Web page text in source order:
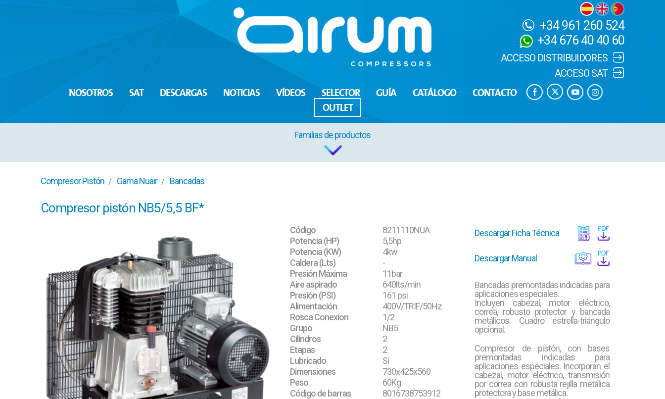
+34 961 260 524
+34 676 40 40 60
ACCESO DISTRIBUIDORES
ACCESO SAT
NOSOTROS SAT DESCARGAS NOTICIAS VÍDEOS SELECTOR GUÍA CATÁLOGO
CONTACTO
OUTLET
Familias de productos
Compresor Pistón Gama Nuair Bancadas
Compresor pistón NB5/5,5 BF*
Código
8211110NUA
Potencia (HP)
5,5hp
Potencia (KW)
4kw
Caldera (Lts)
-
Presión Máxima
11bar
Aire aspirado
640lts/min
Presión (PSI)
161 psi
Alimentación
400V/TRIF/50Hz
Rosca Conexion
1/2
Grupo
NB5
Cilindros
2
Etapas
2
Lubricado
Si
Dimensiones
730x425x560
Peso
60Kg
Código de barras
8016738753912
Descargar Ficha Técnica
Descargar Manual
Bancadas premontadas indicadas para
aplicaciones especiales.
Incluyen cabezal, motor eléctrico,
correa, robusto protector y bancada
metálicos. Cuadro estrella-triángulo
opcional.
Compresor de pistón, con bases
premontadas indicadas para
aplicaciones especiales. Incorporan el
cabezal, motor eléctrico, transmisión
por correa con robusta rejilla metálica
protectora y base metálica.